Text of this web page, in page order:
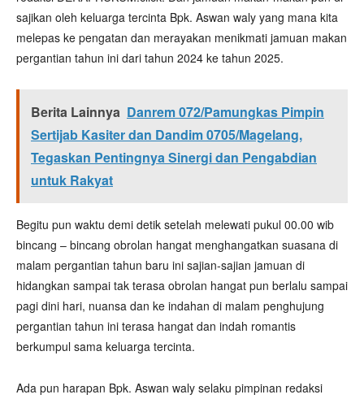
sajikan oleh keluarga tercinta Bpk. Aswan waly yang mana kita
melepas ke pengatan dan merayakan menikmati jamuan makan
pergantian tahun ini dari tahun 2024 ke tahun 2025.
Berita Lainnya Danrem 072/Pamungkas Pimpin
Sertijab Kasiter dan Dandim 0705/Magelang,
Tegaskan Pentingnya Sinergi dan Pengabdian
untuk Rakyat
Begitu pun waktu demi detik setelah melewati pukul 00.00 wib
bincang – bincang obrolan hangat menghangatkan suasana di
malam pergantian tahun baru ini sajian-sajian jamuan di
hidangkan sampai tak terasa obrolan hangat pun berlalu sampai
pagi dini hari, nuansa dan ke indahan di malam penghujung
pergantian tahun ini terasa hangat dan indah romantis
berkumpul sama keluarga tercinta.
Ada pun harapan Bpk. Aswan waly selaku pimpinan redaksi